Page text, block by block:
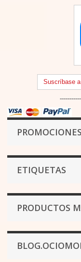
Suscríbase
ETIQUETAS
PRODUCTOS